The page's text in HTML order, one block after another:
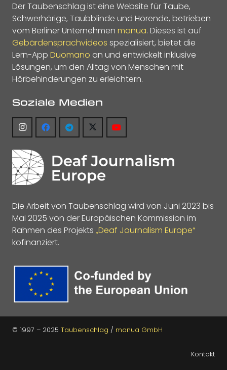
Der Taubenschlag ist eine Website für Taube,
Schwerhörige, Taubblinde und Hörende, betrieben
vom Berliner Unternehmen manua. Dieses ist auf
Gebärdensprachvideos spezialisiert, bietet die
Lern-App Duomano an und entwickelt inklusive
Lösungen, um den Alltag von Menschen mit
Hörbehinderungen zu erleichtern.
Soziale Medien
Die Arbeit von Taubenschlag wird von Juni 2023 bis
Mai 2025 von der Europäischen Kommission im
Rahmen des Projekts „Deaf Journalism Europe“
kofinanziert.
© 1997 – 2025 Taubenschlag / manua GmbH
Kontakt